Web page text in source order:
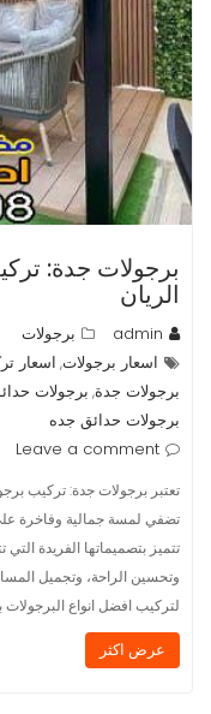
برجولات جدة:
الريان
admin
برجولات
اسعار برجولات, اسعار
برجولات جدة, برجولات
برجولات حدائق جده
Leave a comment
تعتبر برجولات جدة: تركيب
تضفي لمسة جمالية وفاخرة
تتميز بتصميماتها الفريدة
وتحسين الراحة، وتجميل
لتركيب افضل انواع
عرض اكثر